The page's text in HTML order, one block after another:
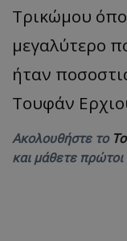
Τρικώμου
μεγαλύτερο
ήταν
Τουφάν
Ακολουθήστε το
και μάθετε πρώτοι